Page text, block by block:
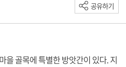
공유하기
을 골목에 특별한 방앗간이 있다. 지